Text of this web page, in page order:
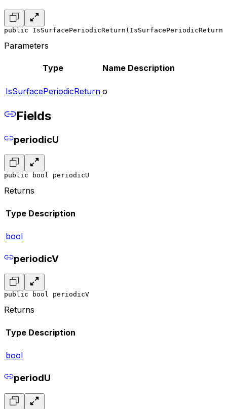
public IsSurfacePeriodicReturn(IsSurfacePeriodicReturn
Parameters
Type Name Description
IsSurfacePeriodicReturn o
Fields
periodicU
public bool periodicU
Returns
Type Description
bool
periodicV
public bool periodicV
Returns
Type Description
bool
periodU